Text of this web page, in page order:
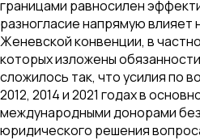
границами равносилен
разногласие напрямую
Женевской конвенции, в
которых изложены
сложилось так, что усилия по
2012, 2014 и 2021 годах в
международными донорами
юридического решения